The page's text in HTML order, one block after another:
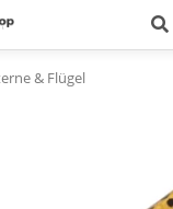
& Flügel